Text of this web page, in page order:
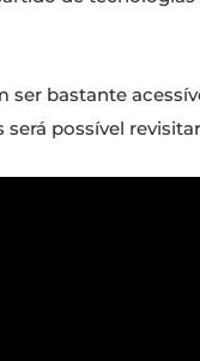
bastante
será possível